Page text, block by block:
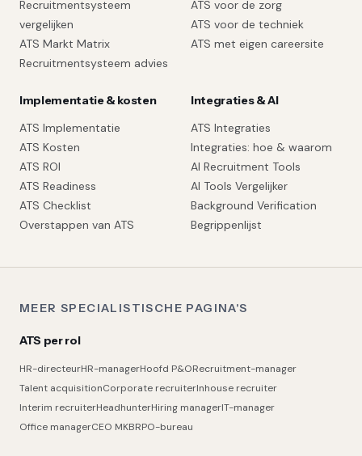
Recruitmentsysteem
vergelijken
ATS Markt Matrix
Recruitmentsysteem advies
ATS voor de zorg
ATS voor de techniek
ATS met eigen careersite
Implementatie & kosten
ATS Implementatie
ATS Kosten
ATS ROI
ATS Readiness
ATS Checklist
Overstappen van ATS
Integraties & AI
ATS Integraties
Integraties: hoe & waarom
AI Recruitment Tools
AI Tools Vergelijker
Background Verification
Begrippenlijst
MEER SPECIALISTISCHE PAGINA'S
ATS per rol
HR-directeurHR-managerHoofd P&ORecruitment-manager
Talent acquisitionCorporate recruiterInhouse recruiter
Interim recruiterHeadhunterHiring managerIT-manager
Office managerCEO MKBRPO-bureau